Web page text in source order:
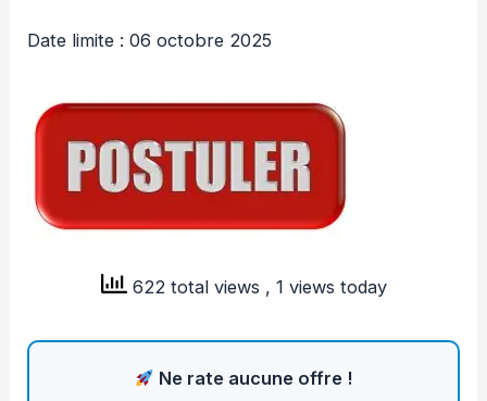
Date limite : 06 octobre 2025
622 total views , 1 views today
Ne rate aucune offre !